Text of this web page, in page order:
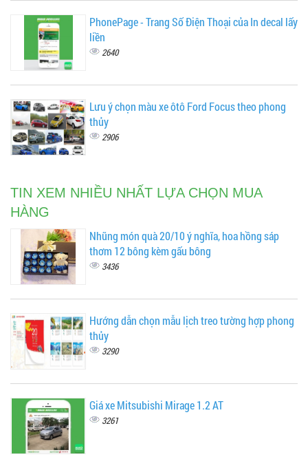
PhonePage - Trang Số Điện Thoại của In decal lấy
liền
2640
Lưu ý chọn màu xe ôtô Ford Focus theo phong
thủy
2906
TIN XEM NHIỀU NHẤT LỰA CHỌN MUA
HÀNG
Nhũng món quà 20/10 ý nghĩa, hoa hồng sáp
thơm 12 bông kèm gấu bông
3436
Hướng dẫn chọn mẫu lịch treo tường hợp phong
thủy
3290
Giá xe Mitsubishi Mirage 1.2 AT
3261